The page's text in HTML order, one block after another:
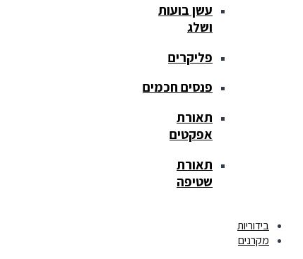
עשן בועות
ושלג
פליקרים
פנסים חכמים
תאורת
אפקטים
תאורת
שטיפה
בידוריות
מקרנים